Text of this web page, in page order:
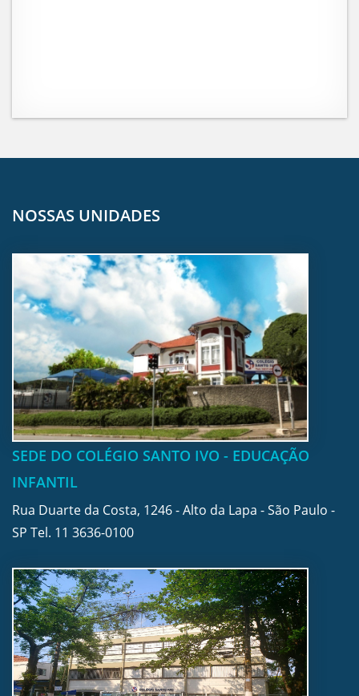
NOSSAS UNIDADES
SEDE DO COLÉGIO SANTO IVO - EDUCAÇÃO
INFANTIL
Rua Duarte da Costa, 1246 - Alto da Lapa - São Paulo -
SP Tel. 11 3636-0100